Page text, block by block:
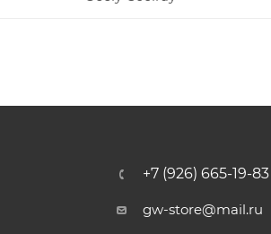
+7 (926) 665-19-83
gw-store@mail.ru